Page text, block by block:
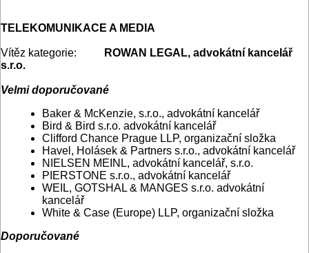
TELEKOMUNIKACE A MEDIA
Vítěz kategorie:
ROWAN LEGAL, advokátní kancelář
s.r.o.
Velmi doporučované
Baker & McKenzie, s.r.o., advokátní kancelář
Bird & Bird s.r.o. advokátní kancelář
Clifford Chance Prague LLP, organizační složka
Havel, Holásek & Partners s.r.o., advokátní kancelář
NIELSEN MEINL, advokátní kancelář, s.r.o.
PIERSTONE s.r.o., advokátní kancelář
WEIL, GOTSHAL & MANGES s.r.o. advokátní
kancelář
White & Case (Europe) LLP, organizační složka
Doporučované